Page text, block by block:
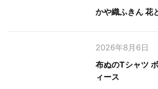
かや織ふきん 花
2026年8月6日
布ぬのTシャツ
ィース